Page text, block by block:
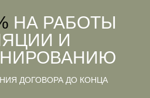
НА РАБОТЫ
И
ДОГОВОРА ДО КОНЦА